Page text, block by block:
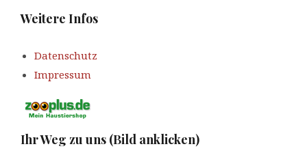
Weitere Infos
Datenschutz
Impressum
Ihr Weg zu uns (Bild anklicken)